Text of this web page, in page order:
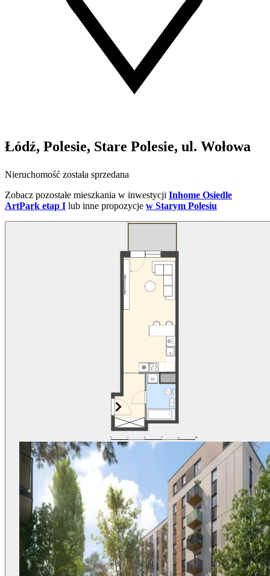
Łódź, Polesie, Stare Polesie, ul. Wołowa
Nieruchomość została sprzedana
Zobacz pozostałe mieszkania w inwestycji Inhome Osiedle
ArtPark etap I lub inne propozycje w Starym Polesiu